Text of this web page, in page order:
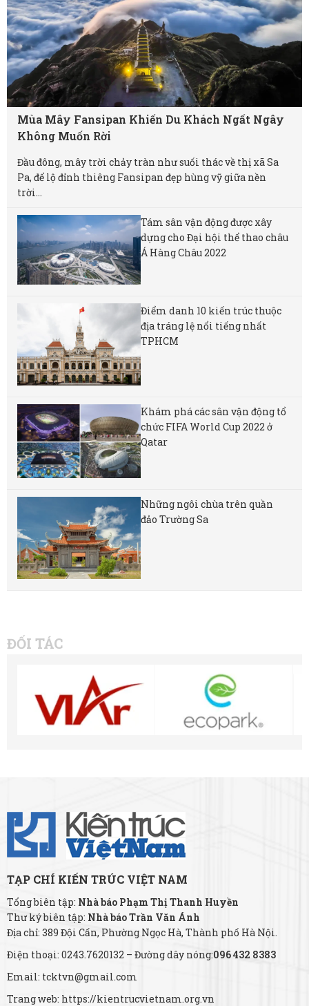
Mùa Mây Fansipan Khiến Du Khách Ngất Ngây
Không Muốn Rời
Đầu đông, mây trời chảy tràn như suối thác về thị xã Sa
Pa, để lộ đỉnh thiêng Fansipan đẹp hùng vỹ giữa nền
trời...
Tám sân vận động được xây
dựng cho Đại hội thể thao châu
Á Hàng Châu 2022
Điểm danh 10 kiến trúc thuộc
địa tráng lệ nổi tiếng nhất
TPHCM
Khám phá các sân vận động tổ
chức FIFA World Cup 2022 ở
Qatar
Những ngôi chùa trên quần
đảo Trường Sa
ĐỐI TÁC
TẠP CHÍ KIẾN TRÚC VIỆT NAM
Tổng biên tập: Nhà báo Phạm Thị Thanh Huyền
Thư ký biên tập: Nhà báo Trần Văn Ánh
Địa chỉ: 389 Đội Cấn, Phường Ngọc Hà, Thành phố Hà Nội.
Điện thoại: 0243.7620132 – Đường dây nóng:096 432 8383
Email: tcktvn@gmail.com
Trang web: https://kientrucvietnam.org.vn